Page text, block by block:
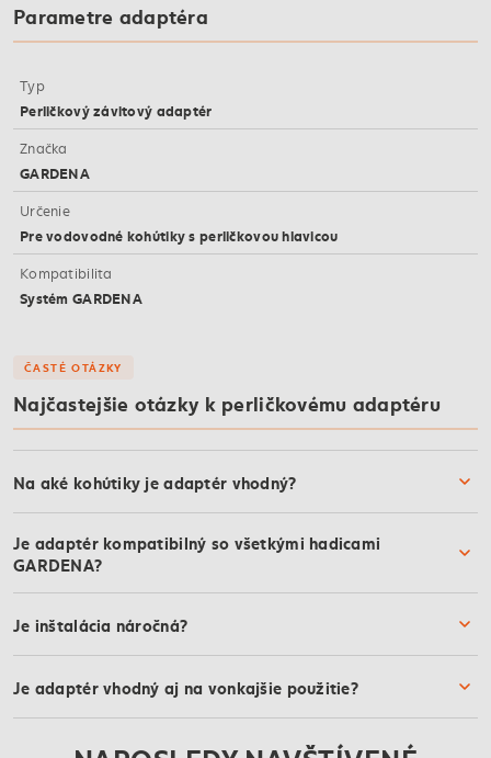
Parametre adaptéra
Typ
Perličkový závitový adaptér
Značka
GARDENA
Určenie
Pre vodovodné kohútiky s perličkovou hlavicou
Kompatibilita
Systém GARDENA
ČASTÉ OTÁZKY
Najčastejšie otázky k perličkovému adaptéru
Na aké kohútiky je adaptér vhodný?
Je adaptér kompatibilný so všetkými hadicami
GARDENA?
Je inštalácia náročná?
Je adaptér vhodný aj na vonkajšie použitie?